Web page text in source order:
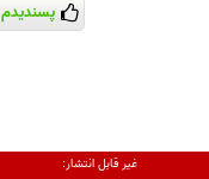
پسندیدم
غیر قابل انتشار: